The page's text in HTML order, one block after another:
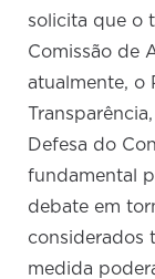
solicita que o
Comissão de
atualmente, o
Defesa do
fundamental
debate em
considerados
medida